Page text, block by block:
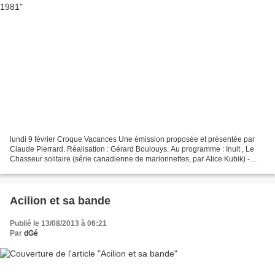
lundi 9 février Croque Vacances Une émission proposée et présentée par
Claude Pierrard. Réalisation : Gérard Boulouys. Au programme : Inuit , Le
Chasseur solitaire (série canadienne de marionnettes, par Alice Kubik) -
Acilion et sa bande
Publié le 13/08/2013 à 06:21
Par dGé